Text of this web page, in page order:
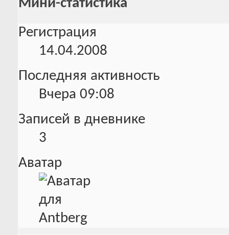
Мини-статистика
Регистрация
14.04.2008
Последняя активность
Вчера 09:08
Записей в дневнике
3
Аватар